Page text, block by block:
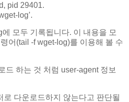
pid 29401.
log’.
모두 기록됩니다. 이 내용을 모
어(tail -f wget-log)를 이용해 볼 수
드 하는 것 처럼 user-agent 정보
로 다운로드하지 않는다고 판단될